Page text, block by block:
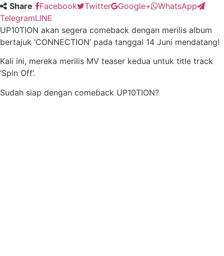
Share
Facebook Twitter Google+
WhatsApp
TelegramLINE
UP10TION akan segera comeback dengan merilis album
bertajuk ‘CONNECTION’ pada tanggal 14 Juni mendatang!
Kali ini, mereka merilis MV teaser kedua untuk title track
‘Spin Off’.
Sudah siap dengan comeback UP10TION?